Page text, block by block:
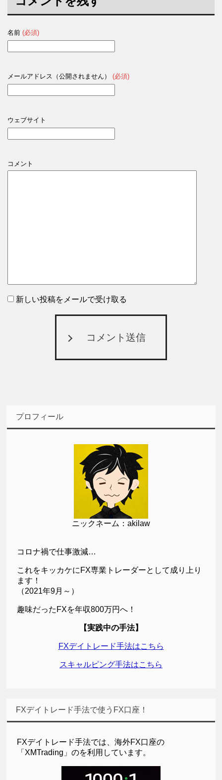
名前 (必須)
メールアドレス（公開されません） (必須)
ウェブサイト
コメント
新しい投稿をメールで受け取る
コメント送信
プロフィール
ニックネーム：akilaw
コロナ禍で仕事激減…
これをキッカケにFX専業トレーダーとして成り上り
ます！
（2021年9月～）
趣味だったFXを年収800万円へ！
【実践中の手法】
FXデイトレード手法はこちら
スキャルピング手法はこちら
FXデイトレード手法で使うFX口座！
FXデイトレード手法では、海外FX口座の
「XMTrading」のを利用しています。